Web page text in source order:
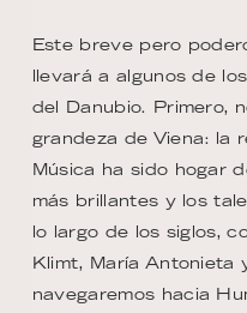
Este breve pero
llevará a algunos de
del Danubio. Primero,
grandeza de Viena: la
Música ha sido hogar
más brillantes y los
lo largo de los siglos,
Klimt, María Antonieta
navegaremos hacia